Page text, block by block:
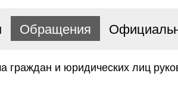
Обращения
граждан и юридических лиц